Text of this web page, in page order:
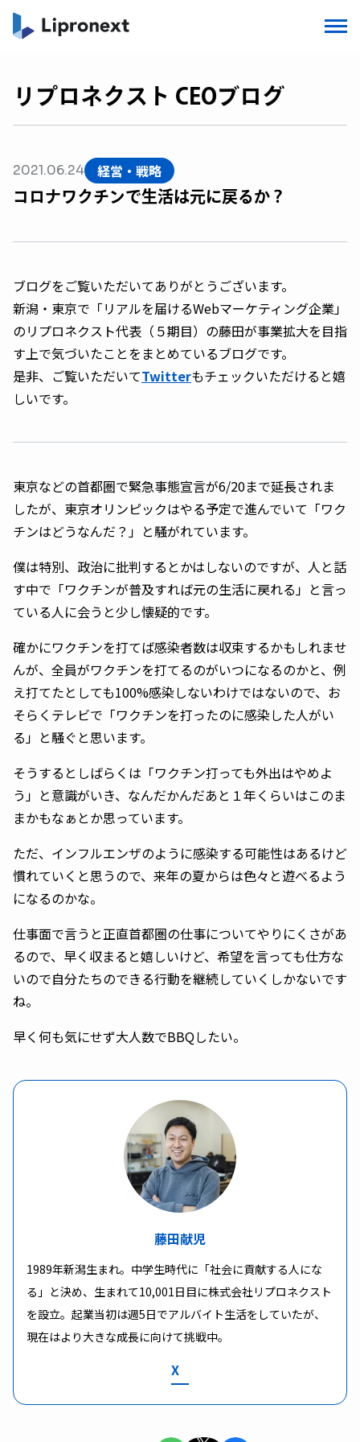
リプロネクスト CEOブログ
2021.06.24 経営・戦略
コロナワクチンで生活は元に戻るか？
ブログをご覧いただいてありがとうございます。
新潟・東京で「リアルを届けるWebマーケティング企業」
のリプロネクスト代表（５期目）の藤田が事業拡大を目指
す上で気づいたことをまとめているブログです。
是非、ご覧いただいてTwitterもチェックいただけると嬉
しいです。
東京などの首都圏で緊急事態宣言が6/20まで延長されま
したが、東京オリンピックはやる予定で進んでいて「ワク
チンはどうなんだ？」と騒がれています。
僕は特別、政治に批判するとかはしないのですが、人と話
す中で「ワクチンが普及すれば元の生活に戻れる」と言っ
ている人に会うと少し懐疑的です。
確かにワクチンを打てば感染者数は収束するかもしれませ
んが、全員がワクチンを打てるのがいつになるのかと、例
え打てたとしても100%感染しないわけではないので、お
そらくテレビで「ワクチンを打ったのに感染した人がい
る」と騒ぐと思います。
そうするとしばらくは「ワクチン打っても外出はやめよ
う」と意識がいき、なんだかんだあと１年くらいはこのま
まかもなぁとか思っています。
ただ、インフルエンザのように感染する可能性はあるけど
慣れていくと思うので、来年の夏からは色々と遊べるよう
になるのかな。
仕事面で言うと正直首都圏の仕事についてやりにくさがあ
るので、早く収まると嬉しいけど、希望を言っても仕方な
いので自分たちのできる行動を継続していくしかないです
ね。
早く何も気にせず大人数でBBQしたい。
藤田献児
1989年新潟生まれ。中学生時代に「社会に貢献する人にな
る」と決め、生まれて10,001日目に株式会社リプロネクスト
を設立。起業当初は週5日でアルバイト生活をしていたが、
現在はより大きな成長に向けて挑戦中。
X